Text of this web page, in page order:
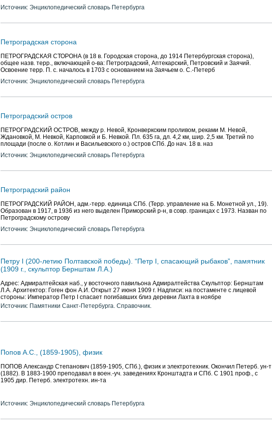
Источник: Энциклопедический словарь Петербурга
Петроградская сторона
ПЕТРОГРАДСКАЯ СТОРОНА (в 18 в. Городская сторона, до 1914 Петербургская сторона),
общее назв. терр., включающей о-ва: Петроградский, Аптекарский, Петровский и Заячий.
Освоение терр. П. с. началось в 1703 с основанием на Заячьем о. С.-Петерб
Источник: Энциклопедический словарь Петербурга
Петроградский остров
ПЕТРОГРАДСКИЙ ОСТРОВ, между р. Невой, Кронверкским проливом, реками М. Невой,
Ждановкой, М. Невкой, Карповкой и Б. Невкой. Пл. 635 га, дл. 4,2 км, шир. 2,5 км. Третий по
площади (после о. Котлин и Васильевского о.) остров СПб. До нач. 18 в. наз
Источник: Энциклопедический словарь Петербурга
Петроградский район
ПЕТРОГРАДСКИЙ РАЙОН, адм.-терр. единица СПб. (Терр. управление на Б. Монетной ул., 19).
Образован в 1917, в 1936 из него выделен Приморский р-н, в совр. границах с 1973. Назван по
Петроградскому острову
Источник: Энциклопедический словарь Петербурга
Петру I (200-летию Полтавской победы). “Петр I, спасающий рыбаков”, памятник
(1909 г., скульптор Бернштам Л.А.)
Адрес: Адмиралтейская наб., у восточного павильона Адмиралтейства Скульптор: Бернштам
Л.А. Архитектор: Гоген фон А.И. Открыт 27 июня 1909 г. Надписи: на постаменте с лицевой
стороны: Император Петр I спасает погибавших близ деревни Лахта в ноябре
Источник: Памятники Санкт-Петербурга. Справочник.
Попов А.С., (1859-1905), физик
ПОПОВ Александр Степанович (1859-1905, СПб.), физик и электротехник. Окончил Петерб. ун-т
(1882). В 1883-1900 преподавал в воен.-уч. заведениях Кронштадта и СПб. С 1901 проф., с
1905 дир. Петерб. электротехн. ин-та
Источник: Энциклопедический словарь Петербурга